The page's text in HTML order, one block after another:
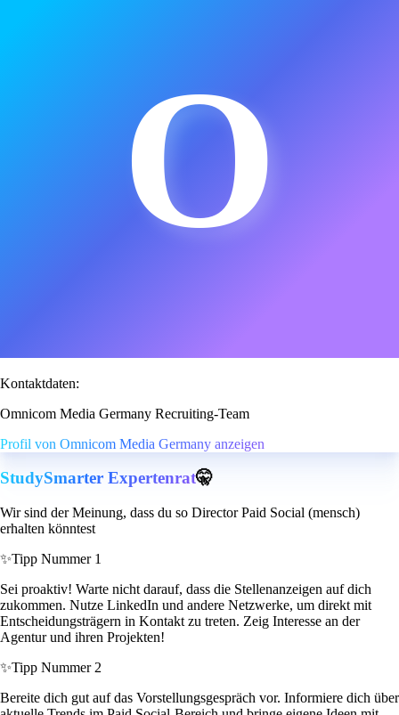
O
Kontaktdaten:
Omnicom Media Germany Recruiting-Team
Profil von Omnicom Media Germany anzeigen
StudySmarter Expertenrat🤫
Wir sind der Meinung, dass du so Director Paid Social (mensch)
erhalten könntest
✨Tipp Nummer 1
Sei proaktiv! Warte nicht darauf, dass die Stellenanzeigen auf dich
zukommen. Nutze LinkedIn und andere Netzwerke, um direkt mit
Entscheidungsträgern in Kontakt zu treten. Zeig Interesse an der
Agentur und ihren Projekten!
✨Tipp Nummer 2
Bereite dich gut auf das Vorstellungsgespräch vor. Informiere dich über